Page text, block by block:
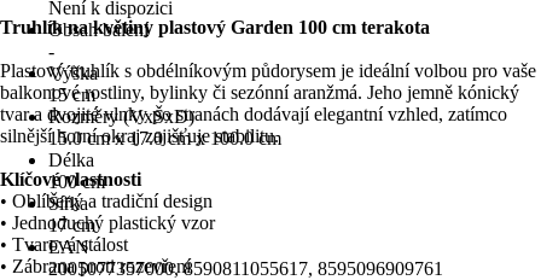
Není k dispozici
Obsah balení
-
Výška
15 cm
Rozměry (VxŠxD)
15.0 cm x 17.0 cm x 100.0 cm
Délka
100 cm
Šířka
17 cm
EAN
2005077357000, 8590811055617, 8595096909761
Truhlík na květiny plastový Garden 100 cm terakota
Plastový truhlík s obdélníkovým půdorysem je ideální volbou pro vaše
balkonové rostliny, bylinky či sezónní aranžmá. Jeho jemně kónický
tvar a dvojité vlnky po stranách dodávají elegantní vzhled, zatímco
silnější horní okraj zajišťuje stabilitu.
Klíčové vlastnosti
• Oblíbený a tradiční design
• Jednoduchý plastický vzor
• Tvarová stálost
• Zábrana proti rozevření